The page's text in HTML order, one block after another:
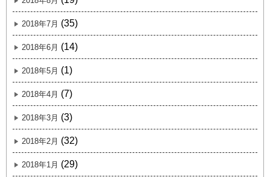
2018年7月 (35)
2018年6月 (14)
2018年5月 (1)
2018年4月 (7)
2018年3月 (3)
2018年2月 (32)
2018年1月 (29)